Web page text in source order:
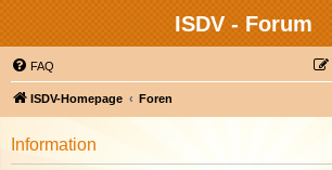
ISDV - Forum
FAQ
ISDV-Homepage Foren
Information